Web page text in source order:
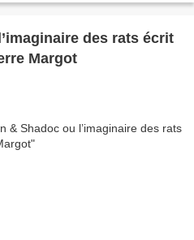
des rats écrit
Margot